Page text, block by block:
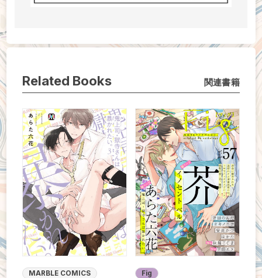
Related Books 関連書籍
MARBLE COMICS Fig